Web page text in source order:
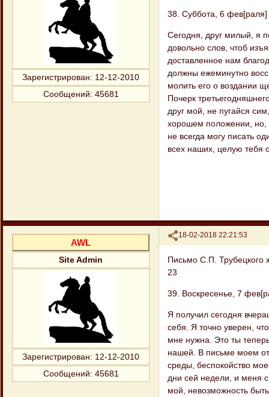
Зарегистрирован: 12-12-2010
Сообщений: 45681
38. Суббота, 6 фев[раля]
Сегодня, друг милый, я
довольно слов, чтоб
доставленное нам
должны ежеминутно
молить его о воздании
Почерк
друг мой, не пугайся
хорошем положении, но,
не всегда могу писать
всех наших, целую тебя
Поделиться
18-02-2018 22:21:53
AWL
Site Admin
Зарегистрирован: 12-12-2010
Сообщений: 45681
Письмо С.П. Трубецкого
23
39. Воскресенье, 7
Я получил сегодня
себя. Я точно уверен,
мне нужна. Это ты
нашей. В письме моем от
среды, беспокойство
дни сей недели, и меня
мой, невозможность